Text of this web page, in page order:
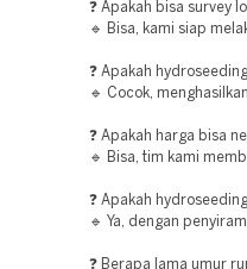
❓ Apakah bisa survey
🔹 Bisa, kami siap
❓ Apakah
🔹 Cocok,
❓ Apakah harga bisa
🔹 Bisa, tim kami
❓ Apakah
🔹 Ya, dengan
❓ Berapa lama umur